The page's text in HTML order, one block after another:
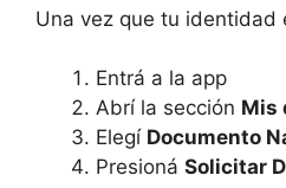
Una vez que tu identidad
Entrá a la app
Abrí la sección Mis
Elegí Documento
Presioná Solicitar